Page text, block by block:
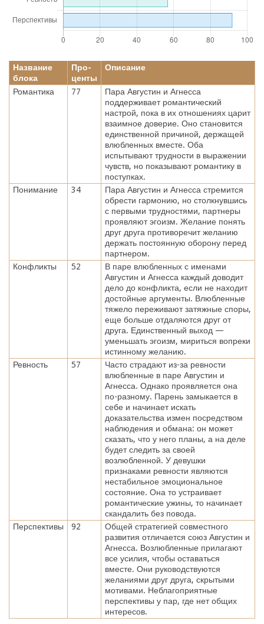
Название
блока
Про-
центы
Описание
Романтика 77
Пара Августин и Агнесса
поддерживает романтический
настрой, пока в их отношениях царит
взаимное доверие. Оно становится
единственной причиной, держащей
влюбленных вместе. Оба
испытывают трудности в выражении
чувств, но показывают романтику в
поступках.
Понимание
34
Пара Августин и Агнесса стремится
обрести гармонию, но столкнувшись
с первыми трудностями, партнеры
проявляют эгоизм. Желание понять
друг друга противоречит желанию
держать постоянную оборону перед
партнером.
Конфликты
52
В паре влюбленных с именами
Августин и Агнесса каждый доводит
дело до конфликта, если не находит
достойные аргументы. Влюбленные
тяжело переживают затяжные споры,
еще больше отдаляются друг от
друга. Единственный выход —
уменьшать эгоизм, мириться вопреки
истинному желанию.
Ревность
57
Часто страдают из-за ревности
влюбленные в паре Августин и
Агнесса. Однако проявляется она
по-разному. Парень замыкается в
себе и начинает искать
доказательства измен посредством
наблюдения и обмана: он может
сказать, что у него планы, а на деле
будет следить за своей
возлюбленной. У девушки
признаками ревности являются
нестабильное эмоциональное
состояние. Она то устраивает
романтические ужины, то начинает
скандалить без повода.
Перспективы
92
Общей стратегией совместного
развития отличается союз Августин и
Агнесса. Возлюбленные прилагают
все усилия, чтобы оставаться
вместе. Они руководствуются
желаниями друг друга, скрытыми
мотивами. Неблагоприятные
перспективы у пар, где нет общих
интересов.